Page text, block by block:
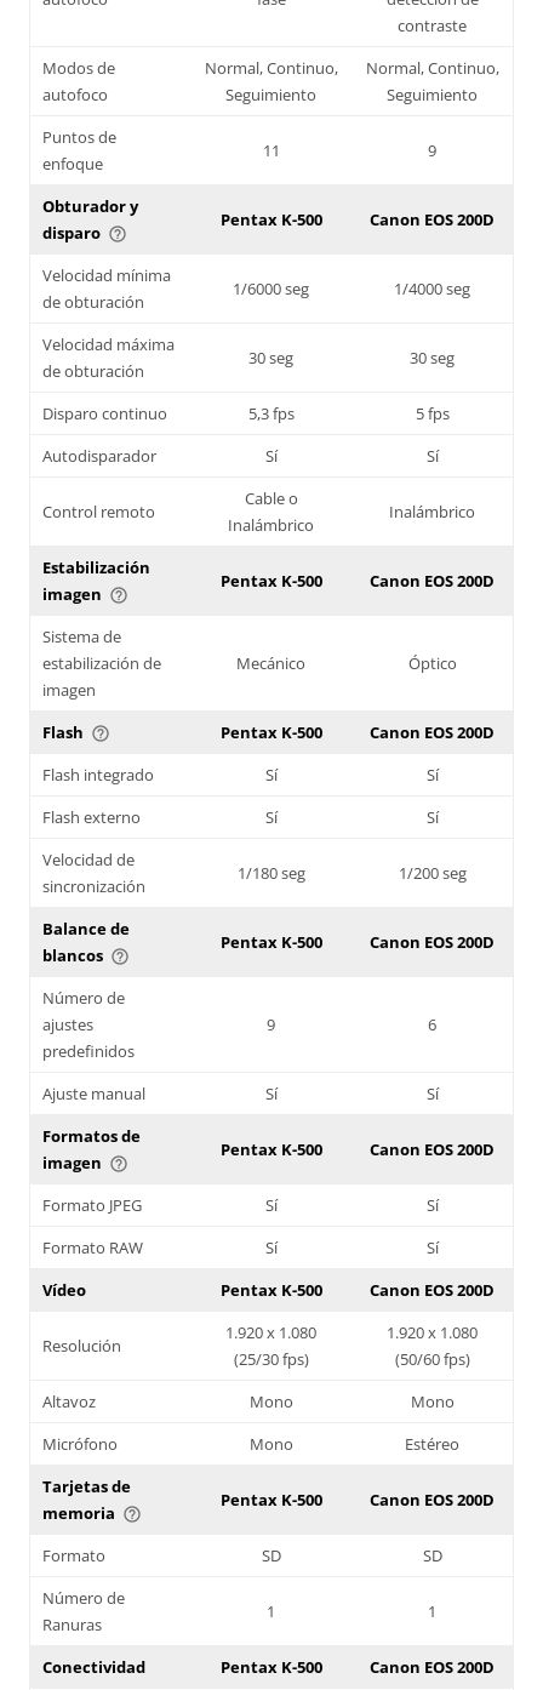
contraste
Modos de
autofoco
Normal, Continuo,
Seguimiento
Normal, Continuo,
Seguimiento
Puntos de
enfoque
11 9
Obturador y
disparo help_outline
Pentax K-500 Canon EOS 200D
Velocidad mínima
de obturación
1/6000 seg 1/4000 seg
Velocidad máxima
de obturación
30 seg 30 seg
Disparo continuo 5,3 fps
5 fps
Autodisparador
Sí Sí
Control remoto
Cable o
Inalámbrico
Inalámbrico
Estabilización
imagen help_outline
Pentax K-500 Canon EOS 200D
Sistema de
estabilización de
imagen
Mecánico Óptico
Flash help_outline Pentax K-500
Canon EOS 200D
Flash integrado
Sí
Sí
Flash externo
Sí
Sí
Velocidad de
sincronización
1/180 seg 1/200 seg
Balance de
blancos help_outline
Pentax K-500 Canon EOS 200D
Número de
ajustes
predefinidos
9 6
Ajuste manual Sí
Sí
Formatos de
imagen help_outline
Pentax K-500 Canon EOS 200D
Formato JPEG Sí
Sí
Formato RAW
Sí
Sí
Vídeo
Pentax K-500 Canon EOS 200D
Resolución
1.920 x 1.080
(25/30 fps)
1.920 x 1.080
(50/60 fps)
Altavoz
Mono
Mono
Micrófono
Mono
Estéreo
Tarjetas de
memoria help_outline
Pentax K-500 Canon EOS 200D
Formato SD
SD
Número de
Ranuras
1 1
Conectividad Pentax K-500
Canon EOS 200D